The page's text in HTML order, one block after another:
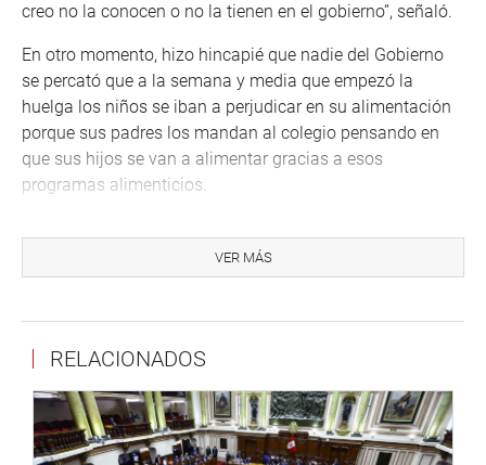
creo no la conocen o no la tienen en el gobierno”, señaló.
En otro momento, hizo hincapié que nadie del Gobierno
se percató que a la semana y media que empezó la
huelga los niños se iban a perjudicar en su alimentación
porque sus padres los mandan al colegio pensando en
que sus hijos se van a alimentar gracias a esos
programas alimenticios.
Puede encontrar más información en nuestra página web
http://www.congreso.gob.pe/
Facebook:
https://www.facebook.com/congresodelarepublicadelperu?
fref=ts
Twitter:https://twitter.com/congresoperu
https://twitter.com/congresoperu>
VER MÁS
RELACIONADOS